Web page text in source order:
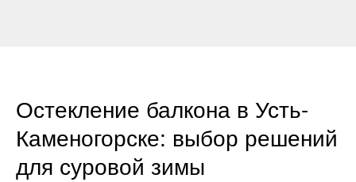
Остекление балкона в Усть-
Каменогорске: выбор решений
для суровой зимы